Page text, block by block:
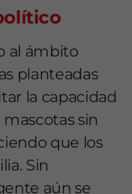
al ámbito
planteadas
la capacidad
sin
que los
Sin
aún se